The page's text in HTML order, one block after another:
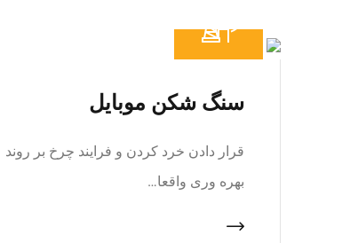
سنگ شکن موبایل
قرار دادن خرد کردن و فرایند چرخ بر روند
بهره وری واقعا…